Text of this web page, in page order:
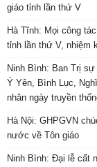
giáo tỉnh lần thứ V
Hà Tĩnh: Mọi công
tỉnh lần thứ V, nhiệm
Ninh Bình: Ban Trị
Ý Yên, Bình Lục,
nhân ngày truyền
Hà Nội: GHPGVN
nước về Tôn giáo
Ninh Bình: Đại lễ cất